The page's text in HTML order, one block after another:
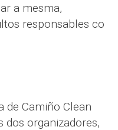
a mesma,
responsables co
de Camiño Clean
dos organizadores,